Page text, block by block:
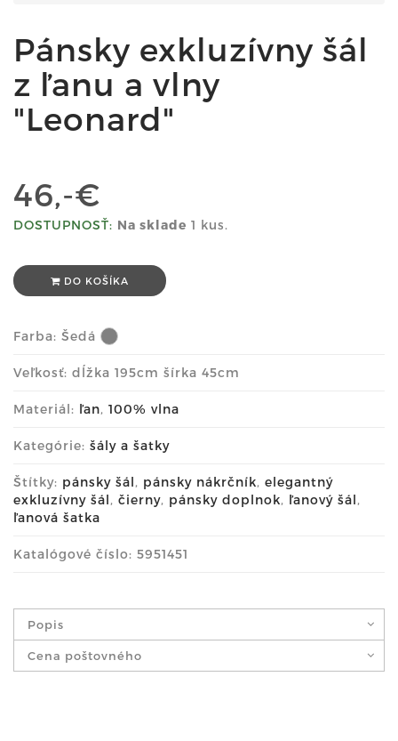
Pánsky exkluzívny šál
z ľanu a vlny
"Leonard"
46,-€
DOSTUPNOSŤ: Na sklade 1 kus.
DO KOŠÍKA
Farba: Šedá
Veľkosť: dĺžka 195cm šírka 45cm
Materiál: ľan, 100% vlna
Kategórie: šály a šatky
Štítky: pánsky šál, pánsky nákrčník, elegantný
exkluzívny šál, čierny, pánsky doplnok, ľanový šál,
ľanová šatka
Katalógové číslo: 5951451
Popis
Cena poštovného